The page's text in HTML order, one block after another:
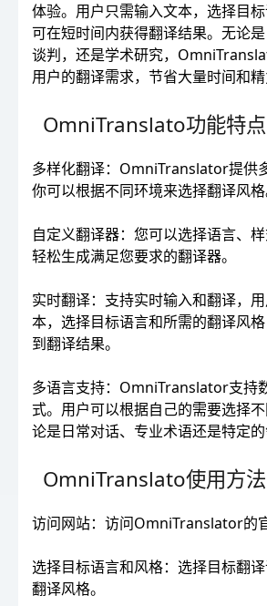
体验。用户只需输入文本，选择目
可在短时间内获得翻译结果。无论
谈判，还是学术研究，
用户的翻译需求，节省大量时间和精
OmniTranslato功能特点
多样化翻译：OmniTranslator提供
你可以根据不同环境来选择翻译风格
自定义翻译器：您可以选择语言、样
轻松生成满足您要求的翻译器。
实时翻译：支持实时输入和翻译，
本，选择目标语言和所需的翻译风
到翻译结果。
多语言支持：OmniTranslator支持
式。用户可以根据自己的需要选择
论是日常对话、专业术语还是特定
OmniTranslato使用方法
访问网站：访问OmniTranslator的
选择目标语言和风格：选择目标翻
翻译风格。